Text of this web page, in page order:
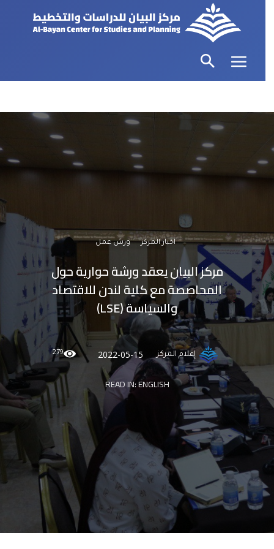
اخبار المركز ورش عمل
مركز البيان يعقد ورشة حوارية حول
المحاصصة مع كلية لندن للاقتصاد
والسياسة (LSE)
إعلام المركز 2022-05-15
279
READ IN:ENGLISH